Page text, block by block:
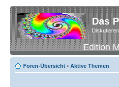
Das
Edition
Foren-Übersicht • Aktive Themen